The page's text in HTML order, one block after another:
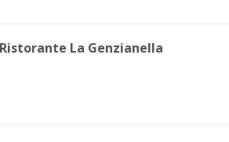
La Genzianella